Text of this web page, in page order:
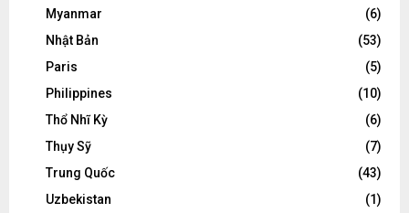
Myanmar
(6)
Nhật Bản
(53)
Paris
(5)
Philippines
(10)
Thổ Nhĩ Kỳ
(6)
Thụy Sỹ
(7)
Trung Quốc
(43)
Uzbekistan
(1)